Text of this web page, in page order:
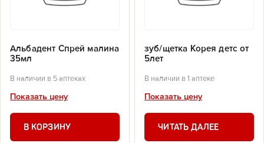
Альбадент Спрей малина
35мл
В наличии в 5 аптеках
Показать цену
В КОРЗИНУ
зуб/щетка Корея детс от
5лет
В наличии в 1 аптеке
Показать цену
ЧИТАТЬ ДАЛЕЕ